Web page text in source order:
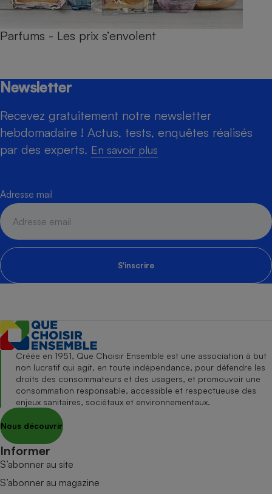
Parfums - Les prix s’envolent
Newsletter
Recevez gratuitement notre newsletter
hebdomadaire ! Actus, tests, enquêtes réalisés
par des experts. En savoir plus
Adresse mail
S'inscrire
Créée en 1951, Que Choisir Ensemble est une association à but
non lucratif qui agit, en toute indépendance, pour défendre les
droits des consommateurs et des usagers, et promouvoir une
consommation responsable, accessible et respectueuse des
enjeux sanitaires, sociétaux et environnementaux.
Nous découvrir
Informer
S’abonner au site
S’abonner au magazine